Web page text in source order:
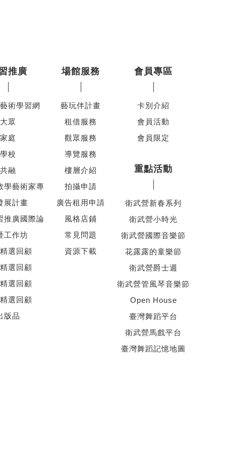
推廣
術學習網
大眾
家庭
學校
共融
學藝術家專
展計畫
推廣國際論
工作坊
選回顧
選回顧
選回顧
選回顧
版品
場館服務
藝玩伴計畫
租借服務
觀眾服務
導覽服務
樓層介紹
拍攝申請
廣告租用申請
風格店鋪
常見問題
資源下載
會員專區
卡別介紹
會員活動
會員限定
重點活動
衛武營新春系列
衛武營小時光
衛武營國際音樂節
花露露的童樂節
衛武營爵士週
衛武營管風琴音樂節
Open House
臺灣舞蹈平台
衛武營馬戲平台
臺灣舞蹈記憶地圖